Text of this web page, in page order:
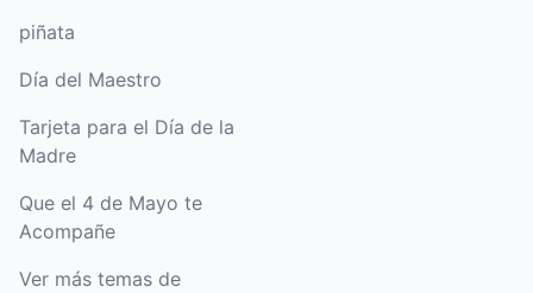
piñata
Día del Maestro
Tarjeta para el Día de la
Madre
Que el 4 de Mayo te
Acompañe
Ver más temas de